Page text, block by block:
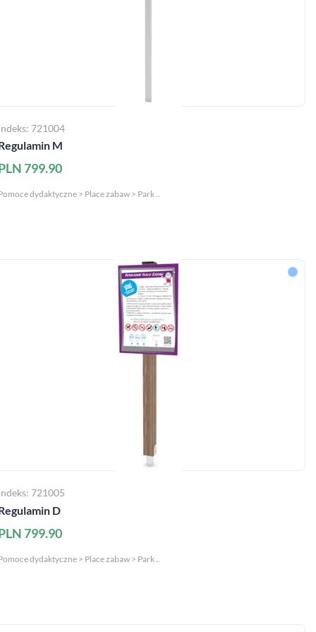
721004
M
799.90
dydaktyczne > Place zabaw > Park ..
721005
D
799.90
dydaktyczne > Place zabaw > Park ..